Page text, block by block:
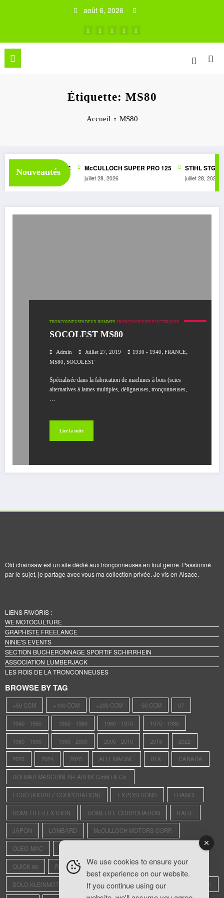
août 6, 2026
Étiquette: MS80
Accueil MS80
Nouveautés
1050 AUTOMATIC McCULLOCH SUPER PRO 125
juillet 28, 2026
STIHL STG1
juillet 28, 2026
TRONCONNEUSES DEUX HOMMES TRONCONNEUSES ÉLECTRIQUES
SOCOLEST MS80
Admin Juillet 27, 2019 1930 - 1940, FRANCE,
MS80, SOCOLEST
Spécialisée dans la fabrication de machines à bois (scies
alternatives à lames multiples, déligneuses, tronçonneuses,
…
Lire la suite
Old chainsaw est un site dédié aux tronçonneuses en tout genre. Passionné
par le sujet, je partage avec vous ma collection privée. Je vis en Alsace.
LIENS FAVORIS :
WE MOTOCULTURE
GRAPHISTE FREELANCE
NINIE'S EVENTS
SECTION BUCHERONNAGE SPORTIF SCHIRRHEIN
ASSOCIATION LUMBERJACK
LES ROIS DE LA TRONCONNEUSES
BROWSE BY TAG
+50 CCM +100 CCM +200 CCM -50 CCM 07
1940 - 1950 1950 - 1960 1960 - 1970 1970 - 1980
1980 - 1990 1990 - 2000 2000 - 2010 2018 2022
2023 2024 2025 ALLEMAGNE BLK CANADA
DOLMAR MASCHINEN-FABRIK GmbH & Co.
ECHO (KIORITZ CORPORATION) EXPOSITIONS FRANCE
HOMELITE-TEXTRON HOMELITE CORPORATION ITALIE
JAPON LOMBARD McCULLOCH MOTORS CORP.
OLEO-MAC
QUICK 60 REXO RS4 SAINTE-CROIX-AUX-MINES
SOLO KLEINMOTOREN GmbH STIHL ANDREAS MASCHINENFABRIK
We use cookies to ensure your
best experience on our website.
If you continue using our